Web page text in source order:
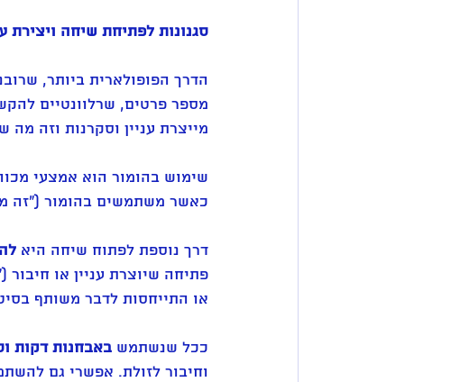
סגנונות לפתיחת שיחה ויצירת
הדרך הפופולארית ביותר,
מספר פרטים, שרלוונטיים
מייצרת עניין וסקרנות וזה
שימוש בהומור הוא אמצעי
כאשר משתמשים בהומור ("זה
דרך נוספת לפתוח שיחה היא
פתיחה שיוצרת עניין או
או התייחסות לדבר משותף
ככל שנשתמש באבחנות דקות
וחיבור לזולת. אפשרי גם